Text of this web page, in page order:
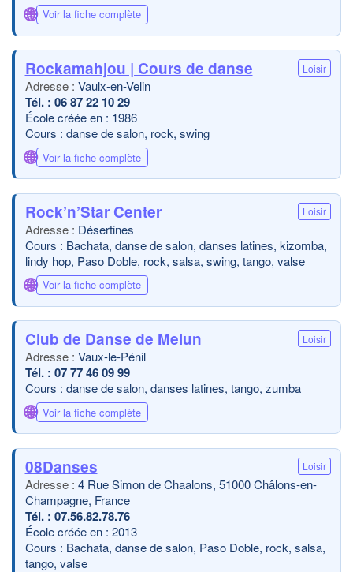
🌐 Voir la fiche complète
Rockamahjou | Cours de danse Loisir
Vaulx-en-Velin
06 87 22 10 29
École créée en : 1986
Cours : danse de salon, rock, swing
🌐 Voir la fiche complète
Rock’n’Star Center Loisir
Désertines
Cours : Bachata, danse de salon, danses latines, kizomba,
lindy hop, Paso Doble, rock, salsa, swing, tango, valse
🌐 Voir la fiche complète
Club de Danse de Melun Loisir
Vaux-le-Pénil
07 77 46 09 99
Cours : danse de salon, danses latines, tango, zumba
🌐 Voir la fiche complète
08Danses Loisir
4 Rue Simon de Chaalons, 51000 Châlons-en-
Champagne, France
07.56.82.78.76
École créée en : 2013
Cours : Bachata, danse de salon, Paso Doble, rock, salsa,
tango, valse